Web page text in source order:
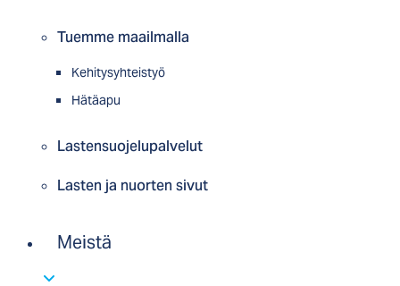
Tuemme maailmalla
Kehitysyhteistyö
Hätäapu
Lastensuojelupalvelut
Lasten ja nuorten sivut
Meistä